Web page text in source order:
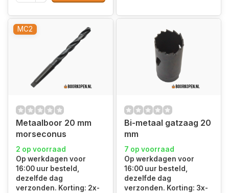
MC2
Metaalboor 20 mm
morseconus
2 op voorraad
Op werkdagen voor
16:00 uur besteld,
dezelfde dag
verzonden. Korting: 2x-
Bi-metaal gatzaag 20
mm
7 op voorraad
Op werkdagen voor
16:00 uur besteld,
dezelfde dag
verzonden. Korting: 3x-